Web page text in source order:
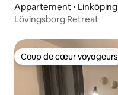
Appartement ⋅ Linköping
Lövingsborg Retreat
Coup de cœur voyageurs
Coup de cœur voyageurs